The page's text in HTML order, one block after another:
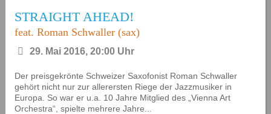
STRAIGHT AHEAD!
feat. Roman Schwaller (sax)
29. Mai 2016, 20:00 Uhr
Der preisgekrönte Schweizer Saxofonist Roman Schwaller
gehört nicht nur zur allerersten Riege der Jazzmusiker in
Europa. So war er u.a. 10 Jahre Mitglied des „Vienna Art
Orchestra“, spielte mehrere Jahre...